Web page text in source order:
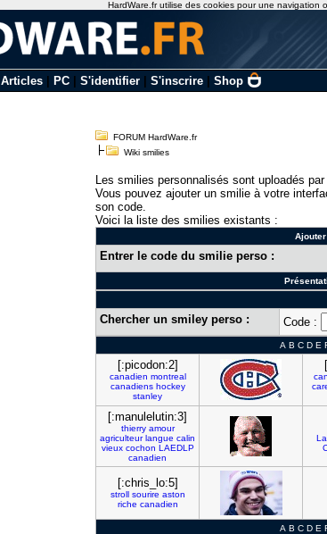
Articles| PC| S'identifier| S'inscrire| Shop
FORUM HardWare.fr
Wiki smilies
Les smilies personnalisés sont uploadés
Vous pouvez ajouter un smilie à votre
son code.
Voici la liste des smilies existants :
Entrer le code du smilie perso :
Chercher un smiley perso : Code :
A B C D E
[:picodon:2]
canadien montreal
canadiens hockey
stanley
[:manulelutin:3]
thierry amour
agriculteur langue calin
vieux cochon LAEDLP
canadien
[:chris_lo:5]
stroll sourire aston
riche canadien
A B C D E
HardWare.fr utilise des cookies pour une navigation